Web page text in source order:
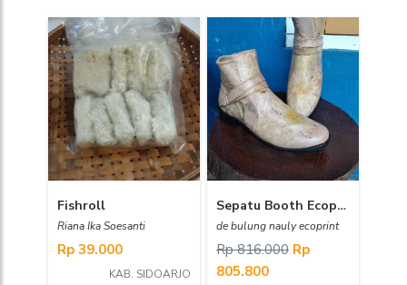
Fishroll
Riana Ika Soesanti
Rp 39.000
KAB. SIDOARJO
Sepatu Booth Ecoprint
de bulung nauly ecoprint
Rp 816.000 Rp
805.800